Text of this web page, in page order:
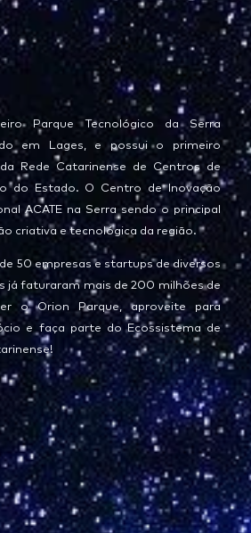
Parque Tecnológico da Serra
em Lages, e possui o primeiro
Rede Catarinense de Centros de
do Estado. O Centro de Inovação
ACATE na Serra sendo o principal
criativa e tecnológica da região.
50 empresas e startups de diversos
já faturaram mais de 200 milhões de
o Orion Parque, aproveite para
e faça parte do Ecossistema de